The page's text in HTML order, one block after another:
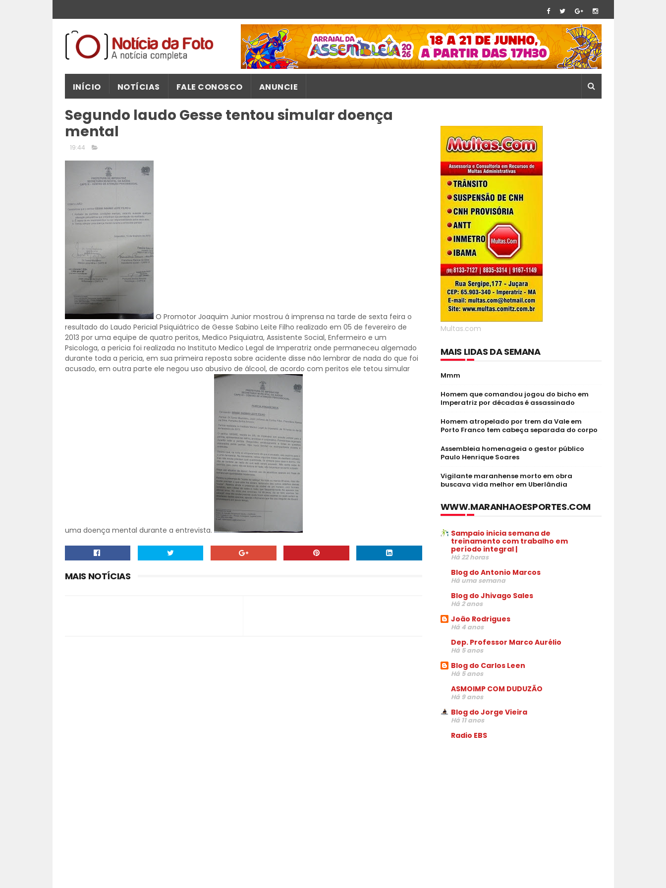
INÍCIO NOTÍCIAS FALE CONOSCO ANUNCIE
Segundo laudo Gesse tentou simular doença
mental
19:44
O Promotor Joaquim Junior mostrou á imprensa na tarde de sexta feira o
resultado do Laudo Pericial Psiquiátrico de Gesse Sabino Leite Filho realizado em 05 de fevereiro de
2013 por uma equipe de quatro peritos, Medico Psiquiatra, Assistente Social, Enfermeiro e um
Psicologa, a pericia foi realizada no Instituto Medico Legal de Imperatriz onde permaneceu algemado
durante toda a pericia, em sua primeira reposta sobre acidente disse não lembrar de nada do que foi
acusado, em outra parte ele negou uso abusivo de álcool, de acordo com peritos ele tetou simular
uma doença mental durante a entrevista.
MAIS NOTÍCIAS
Multas.com
MAIS LIDAS DA SEMANA
Mmm
Homem que comandou jogou do bicho em
Imperatriz por décadas é assassinado
Homem atropelado por trem da Vale em
Porto Franco tem cabeça separada do corpo
Assembleia homenageia o gestor público
Paulo Henrique Soares
Vigilante maranhense morto em obra
buscava vida melhor em Uberlândia
WWW.MARANHAOESPORTES.COM
Sampaio inicia semana de
treinamento com trabalho em
período integral |
Há 22 horas
Blog do Antonio Marcos
Há uma semana
Blog do Jhivago Sales
Há 2 anos
João Rodrigues
Há 4 anos
Dep. Professor Marco Aurélio
Há 5 anos
Blog do Carlos Leen
Há 5 anos
ASMOIMP COM DUDUZÃO
Há 9 anos
Blog do Jorge Vieira
Há 11 anos
Radio EBS